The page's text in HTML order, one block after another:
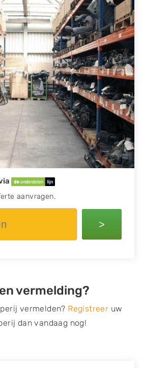
aanvragen.
>
vermelding?
vermelden? Registreer uw
dan vandaag nog!